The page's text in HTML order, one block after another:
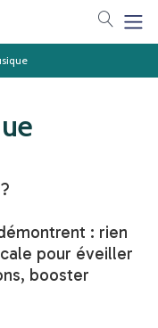
Votre
: rien
pour éveiller
booster